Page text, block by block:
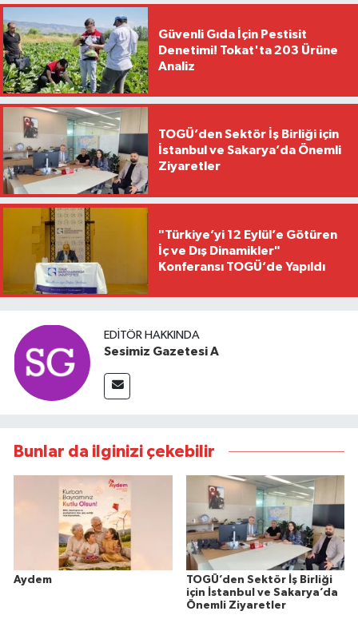
Güvenli Gıda İçin Pestisit
Denetimi! Tokat'ta 203 Ürüne
Analiz
TOGÜ’den Sektör İş Birliği için
İstanbul ve Sakarya’da Önemli
Ziyaretler
"Türkiye’yi 12 Eylül’e Götüren
İç ve Dış Dinamikler"
Konferansı TOGÜ’de Yapıldı
EDITÖR HAKKINDA
Sesimiz Gazetesi A
Bunlar da ilginizi çekebilir
Aydem
TOGÜ’den Sektör İş Birliği
için İstanbul ve Sakarya’da
Önemli Ziyaretler